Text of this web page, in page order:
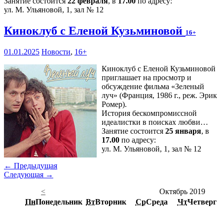
ул. М. Ульяновой, 1, зал № 12
Киноклуб с Еленой Кузьминовой 16+
01.01.2025 Новости, 16+
Киноклуб с Еленой Кузьминовой
приглашает на просмотр и
обсуждение фильма «Зеленый
луч» (Франция, 1986 г., реж. Эрик
Ромер).
История бескомпромиссной
идеалистки в поисках любви…
Занятие состоится 25 января, в
17.00 по адресу:
ул. М. Ульяновой, 1, зал № 12
← Предыдущая
Следующая →
<
Октябрь 2019
ПнПонедельник ВтВторник СрСреда ЧтЧетверг